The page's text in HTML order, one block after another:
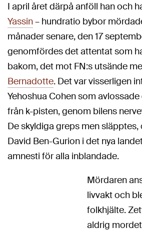
I april året därpå anföll han och
Yassin– hundratio bybor
månader senare, den 17
genomfördes det attentat som
bakom, det mot FN:s utsände
Bernadotte. Det var visserligen
Yehoshua Cohen som
från k-pisten, genom bilens
De skyldiga greps men
David Ben-Gurion i det nya
amnesti för alla inblandade.
Mördaren
livvakt och
folkhjälte.
aldrig